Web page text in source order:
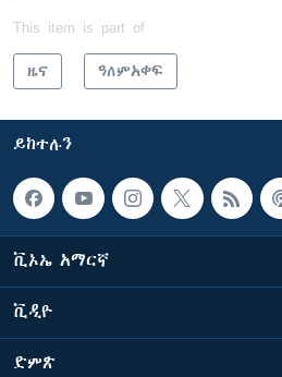
This item is part of
ዜና ዓለምአቀፍ
ይከተሉን
ቪኦኤ አማርኛ
ቪዲዮ
ድምጽ